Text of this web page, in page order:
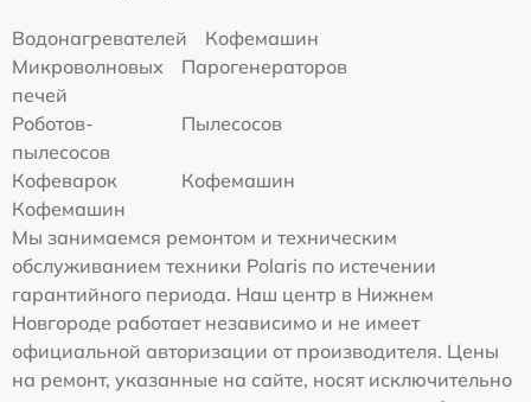
Водонагревателей
Кофемашин
Микроволновых
печей
Парогенераторов
Роботов-
пылесосов
Пылесосов
Кофеварок
Кофемашин
Кофемашин
Мы занимаемся ремонтом и техническим
обслуживанием техники Polaris по истечении
гарантийного периода. Наш центр в Нижнем
Новгороде работает независимо и не имеет
официальной авторизации от производителя. Цены
на ремонт, указанные на сайте, носят исключительно